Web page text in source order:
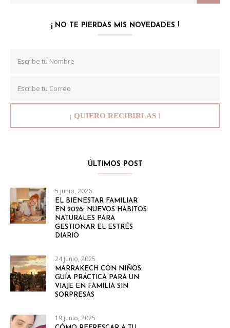
¡ NO TE PIERDAS MIS NOVEDADES !
ÚLTIMOS POST
5 junio, 2026
EL BIENESTAR FAMILIAR
EN 2026: NUEVOS HÁBITOS
NATURALES PARA
GESTIONAR EL ESTRÉS
DIARIO
24 junio, 2025
MARRAKECH CON NIÑOS:
GUÍA PRÁCTICA PARA UN
VIAJE EN FAMILIA SIN
SORPRESAS
19 junio, 2025